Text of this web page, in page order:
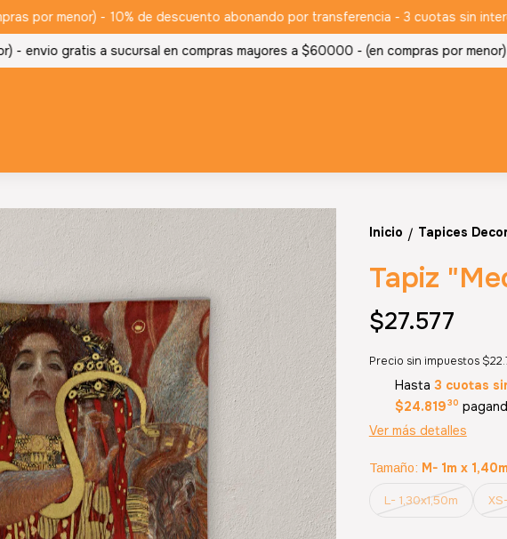
por menor) - 10% de descuento abonando por transferencia - 3 cuotas sin interes
envio gratis a sucursal en compras mayores a $60000 - (en compras por menor) -
Inicio / Tapices
Tapiz
$27.577
Precio sin impuestos
Hasta 3 cuotas
$24.81930
Ver más detalles
Tamaño: M- 1m x 1,40m
L- 1,30x1,50m